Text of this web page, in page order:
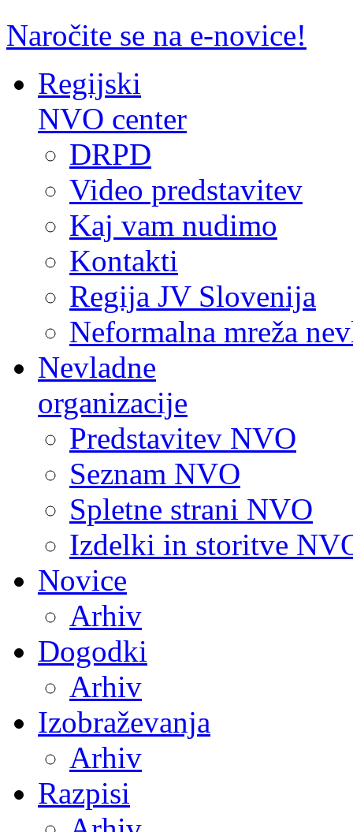
Naročite se na e-novice!
Regijski
NVO center
DRPD
Video predstavitev
Kaj vam nudimo
Kontakti
Regija JV Slovenija
Neformalna mreža
Nevladne
organizacije
Predstavitev NVO
Seznam NVO
Spletne strani NVO
Izdelki in storitve
Novice
Arhiv
Dogodki
Arhiv
Izobraževanja
Arhiv
Razpisi